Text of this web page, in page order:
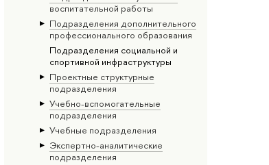
воспитательной работы
Подразделения дополнительного
профессионального образования
Подразделения социальной и
спортивной инфраструктуры
Проектные структурные
подразделения
Учебно-вспомогательные
подразделения
Учебные подразделения
Экспертно-аналитические
подразделения